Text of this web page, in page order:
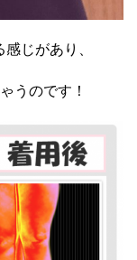
じがあり、
うのです！